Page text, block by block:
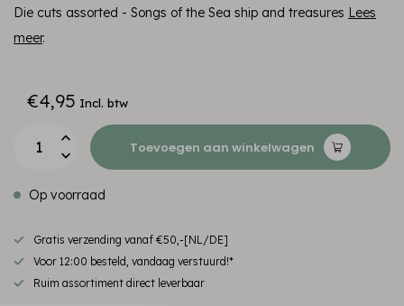
Die cuts assorted - Songs of the Sea ship and treasures Lees
meer.
€4,95 Incl. btw
Toevoegen aan winkelwagen
Op voorraad
Gratis verzending vanaf €50,-[NL/DE]
Voor 12:00 besteld, vandaag verstuurd!*
Ruim assortiment direct leverbaar